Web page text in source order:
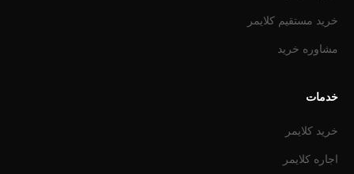
خرید مستقیم کلایمر
مشاوره خرید
خدمات
خرید کلایمر
اجاره کلایمر